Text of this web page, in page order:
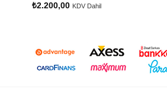
₺2.200,00 KDV Dahil